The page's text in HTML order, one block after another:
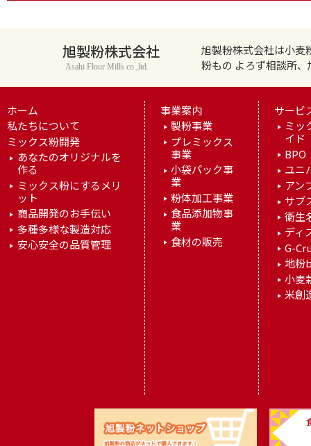
旭製粉株式会社
Asahi Flour Mills co.,ltd.
旭製粉株式会社は小麦
粉もの よろず相談所
ホーム
私たちについて
ミックス粉開発
あなたのオリジナルを
作る
ミックス粉にするメリ
ット
商品開発のお手伝い
多種多様な製造対応
安心安全の品質管理
事業案内
製粉事業
プレミックス
事業
小袋パック事
業
粉体加工事業
食品添加物事
業
食材の販売
サービ
ミッ
イド
BPO
ユニ
アン
サブ
衛生
ディ
G-
地粉
小麦
米創